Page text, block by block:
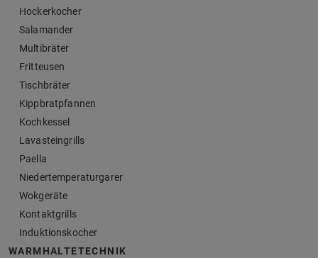
Hockerkocher
Salamander
Multibräter
Fritteusen
Tischbräter
Kippbratpfannen
Kochkessel
Lavasteingrills
Paella
Niedertemperaturgarer
Wokgeräte
Kontaktgrills
Induktionskocher
WARMHALTETECHNIK